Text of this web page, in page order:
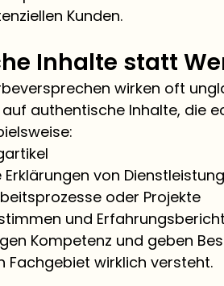
Kunden.
Inhalte statt
wirken oft
authentische Inhalte, die
von
oder Projekte
und
Kompetenz und geben
Fachgebiet wirklich versteht.